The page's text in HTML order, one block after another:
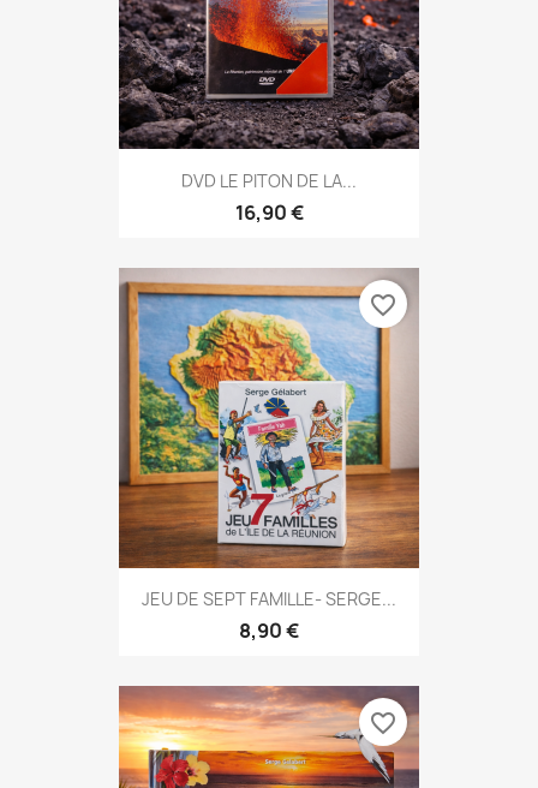
DVD LE PITON DE LA...
16,90 €
JEU DE SEPT FAMILLE- SERGE...
8,90 €
favorite_border
favorite_border